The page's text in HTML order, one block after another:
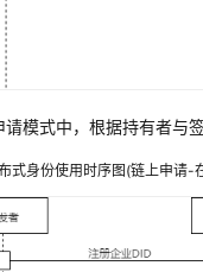
请模式中，根据持有者与
式身份使用时序图(链上申请-